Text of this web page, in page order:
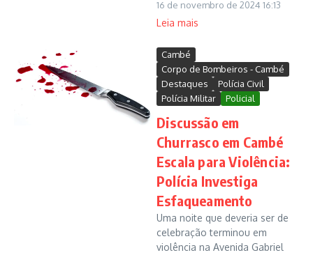
16 de novembro de 2024 16:13
Leia mais
Cambé
Corpo de Bombeiros - Cambé
Destaques
Polícia Civil
Polícia Militar
Policial
Discussão em
Churrasco em Cambé
Escala para Violência:
Polícia Investiga
Esfaqueamento
Uma noite que deveria ser de
celebração terminou em
violência na Avenida Gabriel